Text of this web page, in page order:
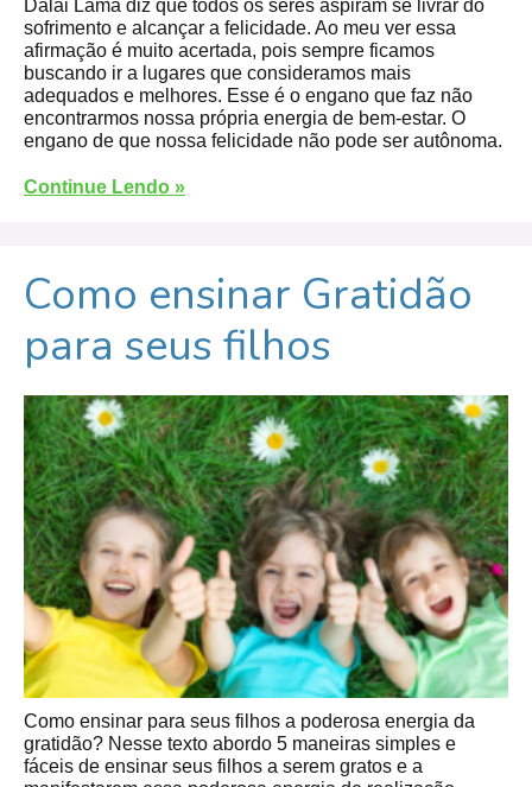
Dalai Lama diz que todos os seres aspiram se livrar do
sofrimento e alcançar a felicidade. Ao meu ver essa
afirmação é muito acertada, pois sempre ficamos
buscando ir a lugares que consideramos mais
adequados e melhores. Esse é o engano que faz não
encontrarmos nossa própria energia de bem-estar. O
engano de que nossa felicidade não pode ser autônoma.
Continue Lendo »
Como ensinar Gratidão
para seus filhos
Como ensinar para seus filhos a poderosa energia da
gratidão? Nesse texto abordo 5 maneiras simples e
fáceis de ensinar seus filhos a serem gratos e a